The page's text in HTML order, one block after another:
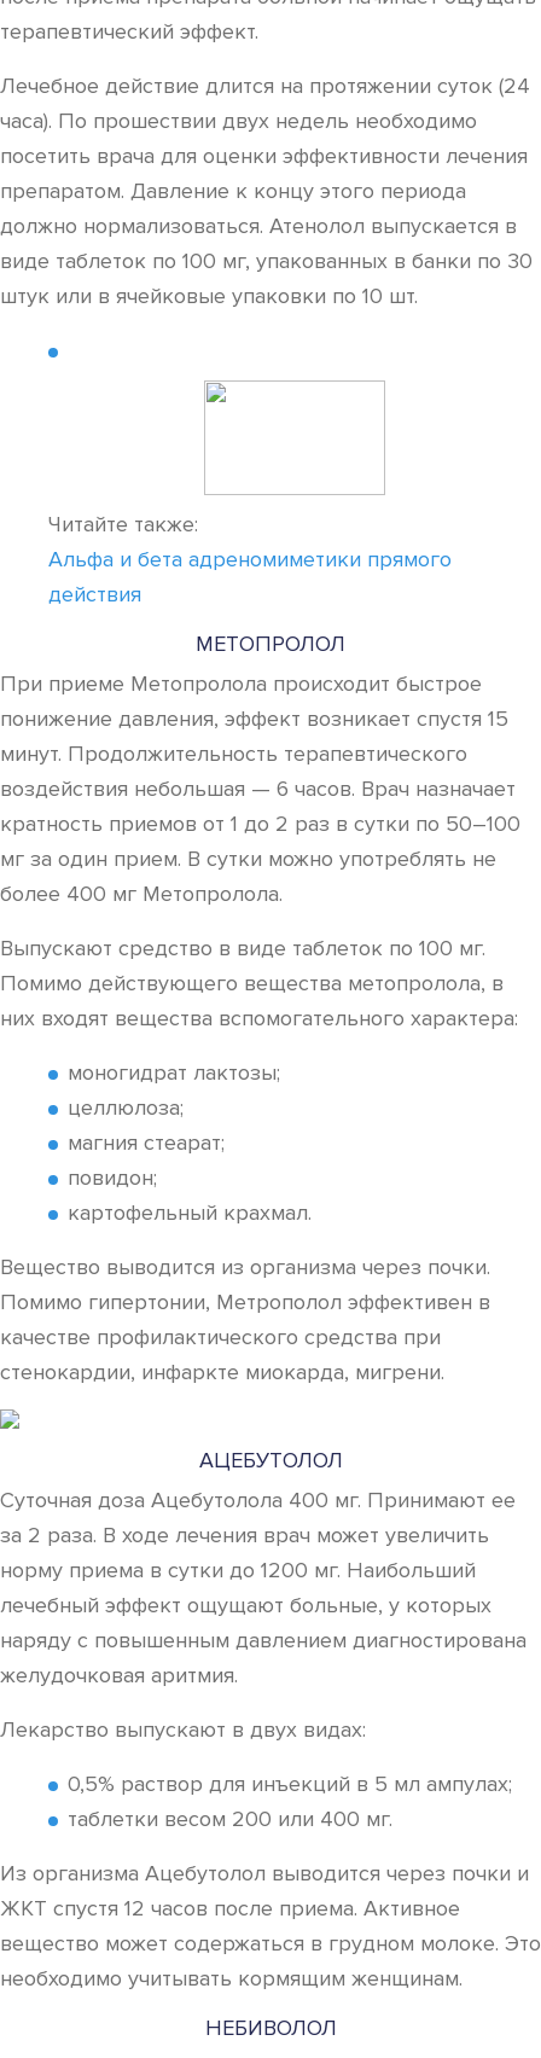
терапевтический эффект.
Лечебное действие длится на протяжении суток (24
часа). По прошествии двух недель необходимо
посетить врача для оценки эффективности лечения
препаратом. Давление к концу этого периода
должно нормализоваться. Атенолол выпускается в
виде таблеток по 100 мг, упакованных в банки по 30
штук или в ячейковые упаковки по 10 шт.
Читайте также:
Альфа и бета адреномиметики прямого
действия
МЕТОПРОЛОЛ
При приеме Метопролола происходит быстрое
понижение давления, эффект возникает спустя 15
минут. Продолжительность терапевтического
воздействия небольшая — 6 часов. Врач назначает
кратность приемов от 1 до 2 раз в сутки по 50–100
мг за один прием. В сутки можно употреблять не
более 400 мг Метопролола.
Выпускают средство в виде таблеток по 100 мг.
Помимо действующего вещества метопролола, в
них входят вещества вспомогательного характера:
моногидрат лактозы;
целлюлоза;
магния стеарат;
повидон;
картофельный крахмал.
Вещество выводится из организма через почки.
Помимо гипертонии, Метрополол эффективен в
качестве профилактического средства при
стенокардии, инфаркте миокарда, мигрени.
АЦЕБУТОЛОЛ
Суточная доза Ацебутолола 400 мг. Принимают ее
за 2 раза. В ходе лечения врач может увеличить
норму приема в сутки до 1200 мг. Наибольший
лечебный эффект ощущают больные, у которых
наряду с повышенным давлением диагностирована
желудочковая аритмия.
Лекарство выпускают в двух видах:
0,5% раствор для инъекций в 5 мл ампулах;
таблетки весом 200 или 400 мг.
Из организма Ацебутолол выводится через почки и
ЖКТ спустя 12 часов после приема. Активное
вещество может содержаться в грудном молоке. Это
необходимо учитывать кормящим женщинам.
НЕБИВОЛОЛ